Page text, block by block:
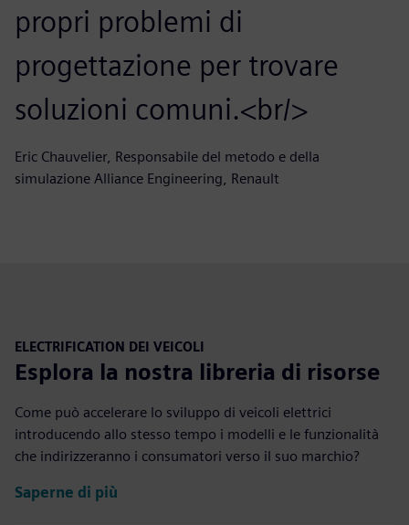
propri problemi di
progettazione per trovare
soluzioni comuni.<br/>
Eric Chauvelier, Responsabile del metodo e della
simulazione Alliance Engineering, Renault
ELECTRIFICATION DEI VEICOLI
Esplora la nostra libreria di risorse
Come può accelerare lo sviluppo di veicoli elettrici
introducendo allo stesso tempo i modelli e le funzionalità
che indirizzeranno i consumatori verso il suo marchio?
Saperne di più